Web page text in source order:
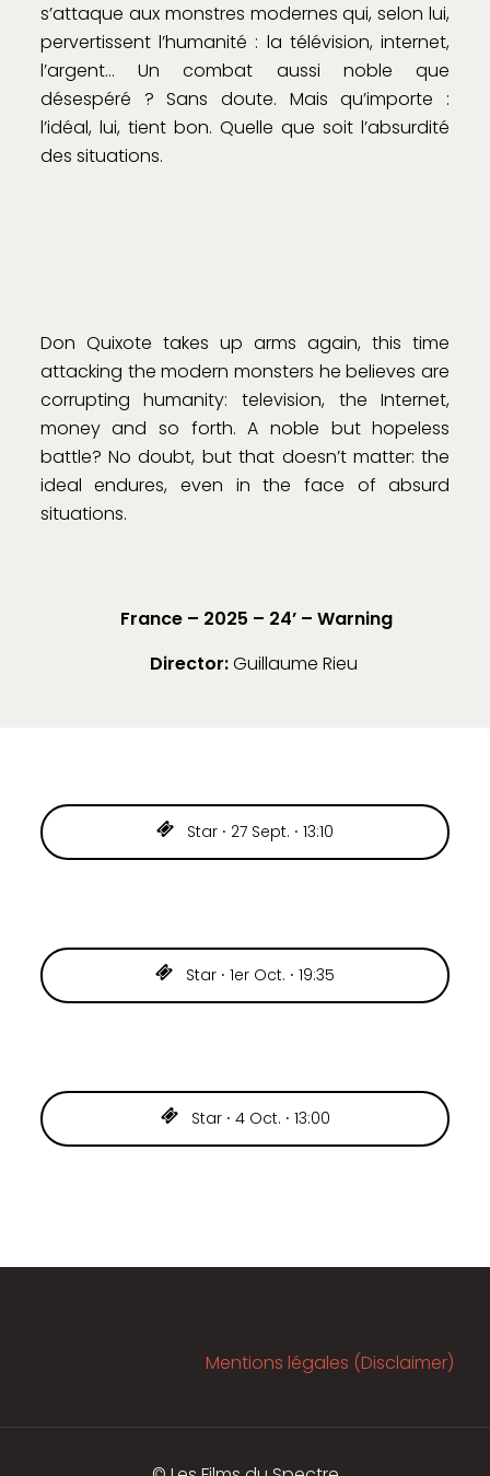
s’attaque aux monstres modernes qui, selon lui,
pervertissent l’humanité : la télévision, internet,
l’argent… Un combat aussi noble que
désespéré ? Sans doute. Mais qu’importe :
l’idéal, lui, tient bon. Quelle que soit l’absurdité
des situations.
Don Quixote takes up arms again, this time
attacking the modern monsters he believes are
corrupting humanity: television, the Internet,
money and so forth. A noble but hopeless
battle? No doubt, but that doesn’t matter: the
ideal endures, even in the face of absurd
situations.
France – 2025 – 24’ – Warning
Director:Guillaume Rieu
Star ⸱ 27 Sept. ⸱ 13:10
Star ⸱ 1er Oct. ⸱ 19:35
Star ⸱ 4 Oct. ⸱ 13:00
Mentions légales (Disclaimer)